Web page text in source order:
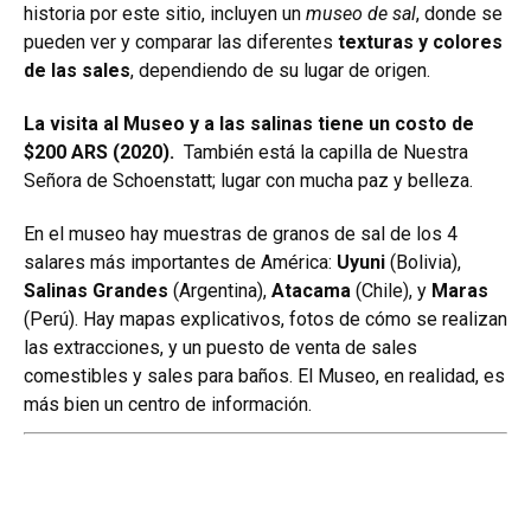
historia por este sitio, incluyen un museo de sal, donde se
pueden ver y comparar las diferentes texturas y colores
de las sales, dependiendo de su lugar de origen.
La visita al Museo y a las salinas tiene un costo de
$200 ARS (2020). También está la capilla de Nuestra
Señora de Schoenstatt; lugar con mucha paz y belleza.
​En el museo ​hay muestras de granos de sal de ​los 4
salares más importantes de América: Uyuni (Bolivia),
Salinas Grandes (Argentina), Atacama (Chile), y Maras
(Perú). Hay mapas explicativos, fotos de cómo se realizan
las extracciones, y un puesto de venta de sales
comestibles y sales para baños. El Museo, en realidad, es
más bien un centro de información.